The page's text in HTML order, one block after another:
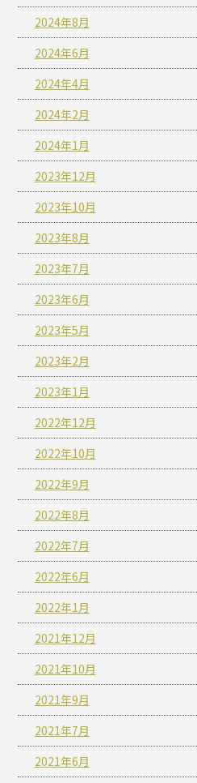
2024年8月
2024年6月
2024年4月
2024年2月
2024年1月
2023年12月
2023年10月
2023年8月
2023年7月
2023年6月
2023年5月
2023年2月
2023年1月
2022年12月
2022年10月
2022年9月
2022年8月
2022年7月
2022年6月
2022年1月
2021年12月
2021年10月
2021年9月
2021年7月
2021年6月